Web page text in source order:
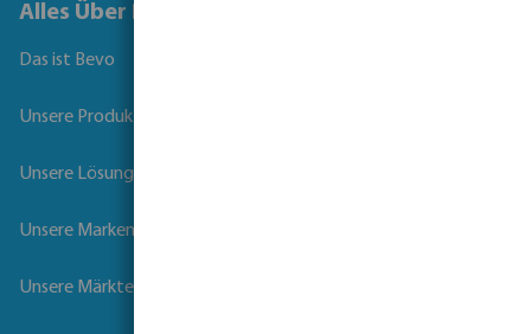
Alles Über Bevo
Das ist Bevo
Unsere Produkte
Unsere Lösungen
Unsere Marken
Unsere Märkte